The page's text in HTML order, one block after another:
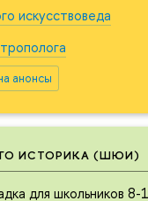
искусствоведа
анонсы
ИСТОРИКА (ШЮИ)
для школьников 8-